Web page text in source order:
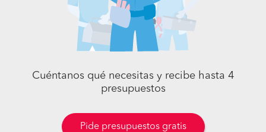
Cuéntanos qué necesitas y recibe hasta 4
presupuestos
Pide presupuestos gratis